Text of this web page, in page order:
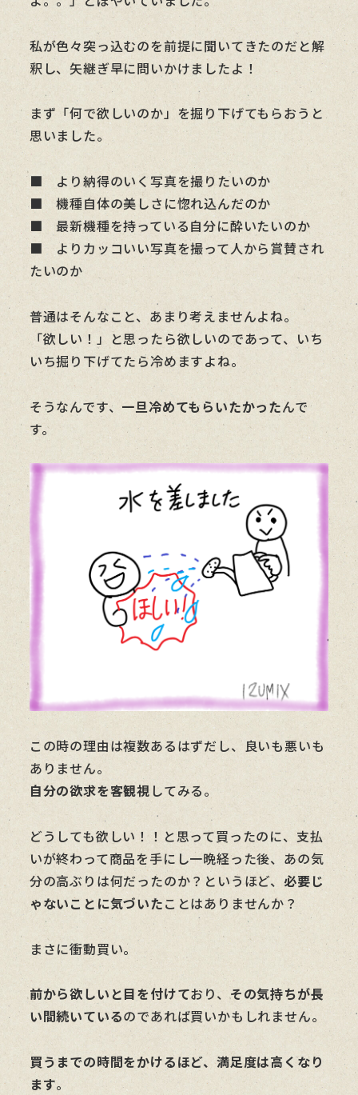
私が色々突っ込むのを前提に聞いてきたのだと解
釈し、矢継ぎ早に問いかけましたよ！
まず「何で欲しいのか」を掘り下げてもらおうと
思いました。
■ より納得のいく写真を撮りたいのか
■ 機種自体の美しさに惚れ込んだのか
■ 最新機種を持っている自分に酔いたいのか
■ よりカッコいい写真を撮って人から賞賛され
たいのか
普通はそんなこと、あまり考えませんよね。
「欲しい！」と思ったら欲しいのであって、いち
いち掘り下げてたら冷めますよね。
そうなんです、 一旦冷めてもらいたかったんで
す。
この時の理由は複数あるはずだし、良いも悪いも
ありません。
自分の欲求を客観視してみる。
どうしても欲しい！！と思って買ったのに、支払
いが終わって商品を手にし一晩経った後、あの気
分の高ぶりは何だったのか？というほど、 必要じ
ゃないことに気づいたことはありませんか？
まさに衝動買い。
前から欲しいと目を付けており、その気持ちが長
い間続いているのであれば買いかもしれません。
買うまでの時間をかけるほど、満足度は高くなり
ます。